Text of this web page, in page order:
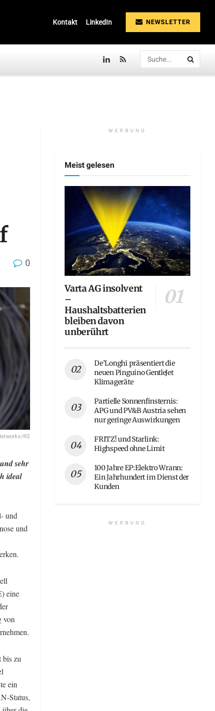
Kontakt LinkedIn NEWSLETTER
0
RS
sehr
ideal
und
und
eine
von
bis zu
ein
Status,
WERBUNG
Meist gelesen
Varta AG insolvent
–
Haushaltsbatterien
bleiben davon
unberührt
De’Longhi präsentiert die
neuen Pinguino GentleJet
Klimageräte
Partielle Sonnenfinsternis:
APG und PV&B Austria sehen
nur geringe Auswirkungen
FRITZ! und Starlink:
Highspeed ohne Limit
100 Jahre EP:Elektro Wrann:
Ein Jahrhundert im Dienst der
Kunden
WERBUNG